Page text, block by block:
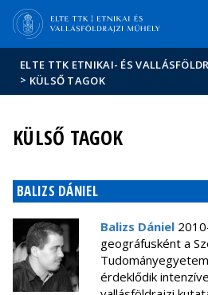
ELTE TTK ETNIKAI- ÉS
> KÜLSŐ TAGOK
KÜLSŐ TAGOK
BALIZS DÁNIEL
Balizs Dániel
geográfusként a
érdeklődik